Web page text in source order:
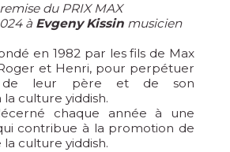
du PRIX MAX
à Evgeny Kissin musicien
en 1982 par les fils de Max
et Henri, pour perpétuer
de leur père et de son
culture yiddish.
chaque année à une
contribue à la promotion de
culture yiddish.